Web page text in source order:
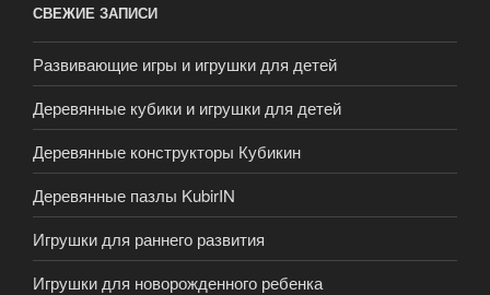
СВЕЖИЕ ЗАПИСИ
Развивающие игры и игрушки для детей
Деревянные кубики и игрушки для детей
Деревянные конструкторы Кубикин
Деревянные пазлы KubirIN
Игрушки для раннего развития
Игрушки для новорожденного ребенка